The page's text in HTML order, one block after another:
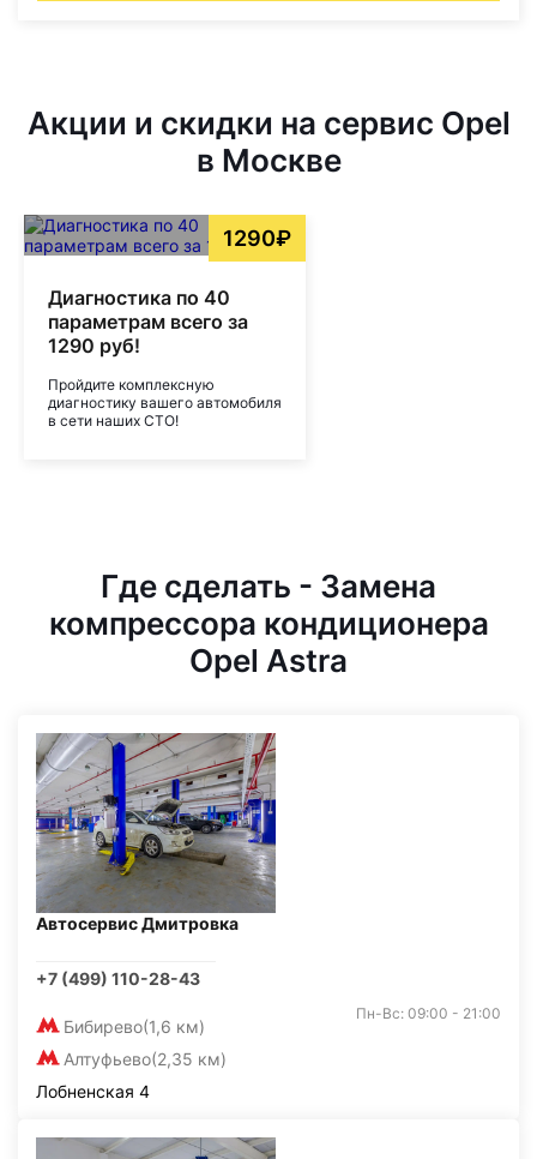
Акции и скидки на сервис Opel
в Москве
1290₽
Диагностика по 40
параметрам всего за
1290 руб!
Пройдите комплексную
диагностику вашего автомобиля
в сети наших СТО!
Где сделать - Замена
компрессора кондиционера
Opel Astra
Автосервис Дмитровка
+7 (499) 110-28-43
Бибирево(1,6 км)
Алтуфьево(2,35 км)
Пн-Вс: 09:00 - 21:00
Лобненская 4